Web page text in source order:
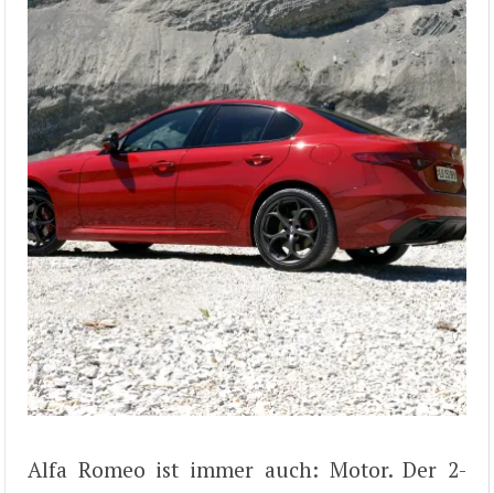
Alfa Romeo ist immer auch: Motor. Der 2-